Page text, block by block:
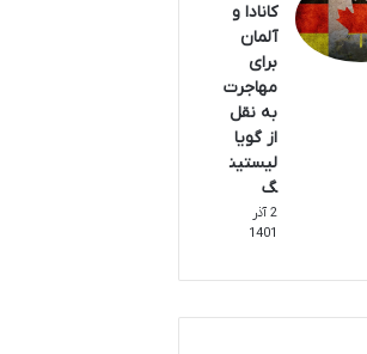
کانادا و
آلمان
برای
مهاجرت
به نقل
از گویا
لیستین
گ
2 آذر
1401